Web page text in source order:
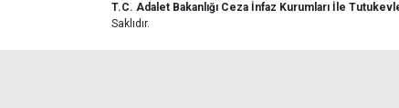
T.C. Adalet Bakanlığı Ceza İnfaz Kurumları İle
Saklıdır.